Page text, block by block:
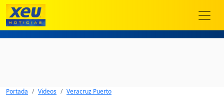
Portada Videos Veracruz Puerto